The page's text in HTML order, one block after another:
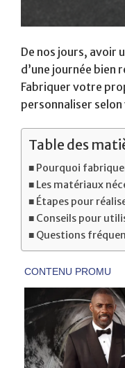
De nos jours, avoir
d’une journée bien
Fabriquer votre
personnaliser selon
Table des
Pourquoi
Les matériaux
Étapes pour
Conseils pour
Questions